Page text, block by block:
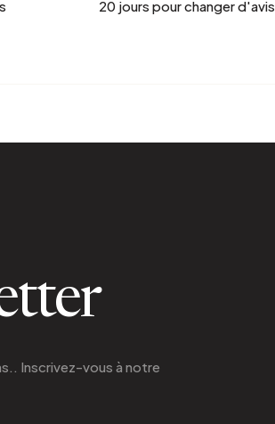
20 jours pour changer d'avis
Inscrivez-vous à notre